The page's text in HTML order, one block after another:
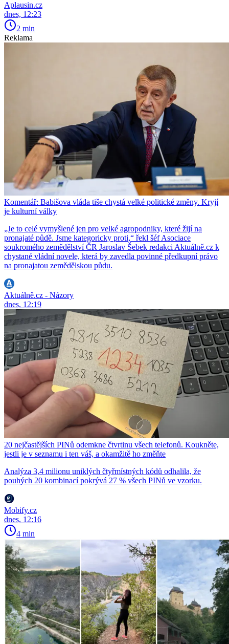
Aplausin.cz
dnes, 12:23
2 min
Reklama
Komentář: Babišova vláda tiše chystá velké politické změny. Kryjí
je kulturní války
„Je to celé vymyšlené jen pro velké agropodniky, které žijí na
pronajaté půdě. Jsme kategoricky proti,“ řekl šéf Asociace
soukromého zemědělství ČR Jaroslav Šebek redakci Aktuálně.cz k
chystané vládní novele, která by zavedla povinné předkupní právo
na pronajatou zemědělskou půdu.
Aktuálně.cz - Názory
dnes, 12:19
20 nejčastějších PINů odemkne čtvrtinu všech telefonů. Koukněte,
jestli je v seznamu i ten váš, a okamžitě ho změňte
Analýza 3,4 milionu uniklých čtyřmístných kódů odhalila, že
pouhých 20 kombinací pokrývá 27 % všech PINů ve vzorku.
Mobify.cz
dnes, 12:16
4 min